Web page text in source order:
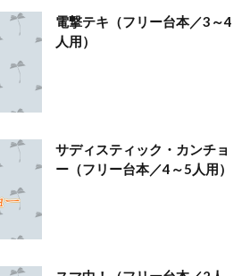
電撃テキ（フリー台本／3～4
人用）
サディスティック・カンチョ
ー（フリー台本／4～5人用）